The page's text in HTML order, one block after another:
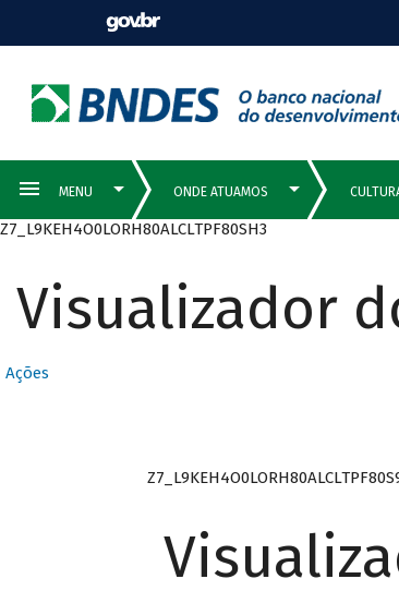
Z7_L9KEH4O0LORH80ALCLTPF80SH3
Visualizador
Ações